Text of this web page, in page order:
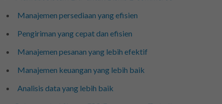
Manajemen persediaan yang efisien
Pengiriman yang cepat dan efisien
Manajemen pesanan yang lebih efektif
Manajemen keuangan yang lebih baik
Analisis data yang lebih baik